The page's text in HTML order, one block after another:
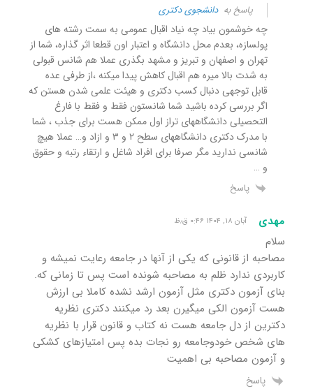
پاسخ بهدانشجوی دکتری
چه خوشمون بیاد چه نیاد اقبال عمومی به سمت رشته های
پولسازه، بعدم محل دانشگاه و اعتبار اون قطعا اثر گذاره، شما از
تهران و اصفهان و تبریز و مشهد بگذری عملا هم شانس قبولی
به شدت بالا میره هم اقبال کاهش پیدا میکنه ،از طرفی عده
قابل توجهی دنبال کسب دکتری و هیئت علمی شدن هستن که
اگر بررسی کرده باشید شما شانستون فقط و فقط با فارغ
التحصیلی دانشگاههای تراز اول ممکن هست برای جذب ، شما
با مدرک دکتری دانشگاههای سطح ۲ و ۳ و ازاد و… عملا هیچ
شانسی ندارید مگر صرفا برای افراد شاغل و ارتقاء رتبه و حقوق
و …
پاسخ
مهدی آبان ۱۸, ۱۴۰۴ ۰:۴۶ ق٫ظ
سلام
مصاحبه از قانونی که یکی از آنها در جامعه رعایت نمیشه و
کاربردی ندارد ظلم به مصاحبه شونده است پس تا زمانی که.
بنای آزمون دکتری مثل آزمون ارشد نشده کاملا بی ارزش
هست آزمون الکی میگیرن بعد رد میکنند دکتری نظریه
دکترین از دل جامعه هست نه کتاب و قانون قرار با نظریه
های شخص خودوجامعه رو نجات بده پس امتیازهای کشکی
و آزمون مصاحبه بی اهمیت
پاسخ